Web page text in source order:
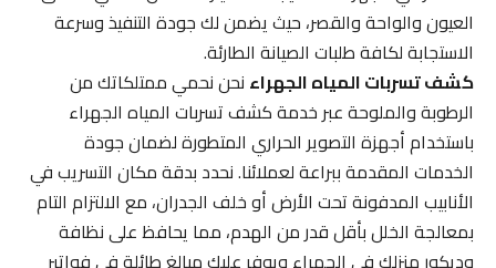
العيون والواحة والقصر، حيث يضمن لك جودة التنفيذ وسرعة
الاستجابة لكافة طلبات الصيانة الطارئة.
كشف تسربات المياه الجهراءنحن نحمي ممتلكاتك من
الرطوبة والملوحة عبر خدمة كشف تسربات المياه الجهراء
باستخدام أجهزة التصوير الحراري المتطورة لضمان جودة
الخدمات المقدمة ببراعة لعملائنا. نحدد بدقة مكان التسريب في
الأنابيب المدفونة تحت الأرض أو خلف الجدران، مع الالتزام التام
بمعالجة الخلل بأقل قدر من الهدم، مما يحافظ على نظافة
وديكور منزلك في الجهراء ويوفر عليك مبالغ طائلة في فواتير